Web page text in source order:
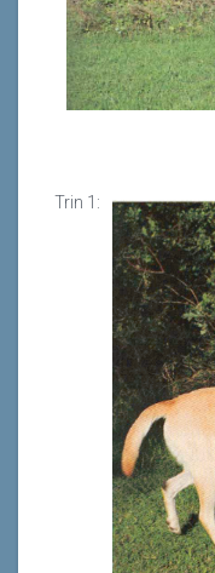
Trin 1: